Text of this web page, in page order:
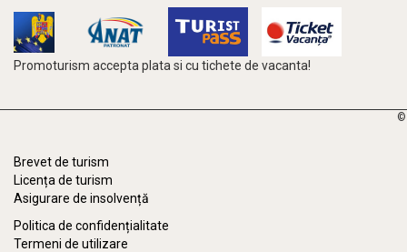
Promoturism accepta plata si cu tichete de vacanta!
©
Brevet de turism
Licența de turism
Asigurare de insolvență
Politica de confidențialitate
Termeni de utilizare